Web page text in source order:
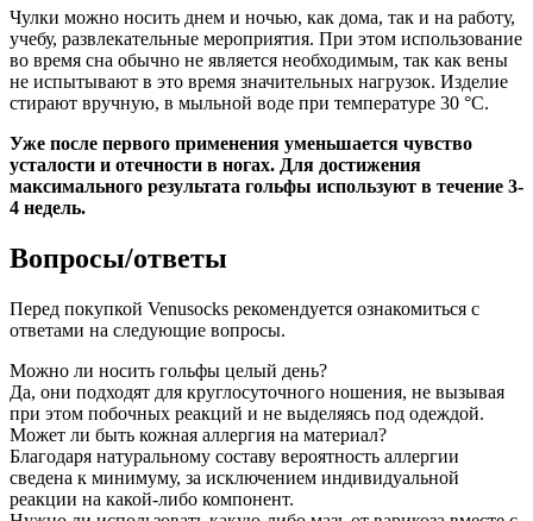
Чулки можно носить днем и ночью, как дома, так и на работу,
учебу, развлекательные мероприятия. При этом использование
во время сна обычно не является необходимым, так как вены
не испытывают в это время значительных нагрузок. Изделие
стирают вручную, в мыльной воде при температуре 30 °C.
Уже после первого применения уменьшается чувство
усталости и отечности в ногах. Для достижения
максимального результата гольфы используют в течение 3-
4 недель.
Вопросы/ответы
Перед покупкой Venusocks рекомендуется ознакомиться с
ответами на следующие вопросы.
Можно ли носить гольфы целый день?
Да, они подходят для круглосуточного ношения, не вызывая
при этом побочных реакций и не выделяясь под одеждой.
Может ли быть кожная аллергия на материал?
Благодаря натуральному составу вероятность аллергии
сведена к минимуму, за исключением индивидуальной
реакции на какой-либо компонент.